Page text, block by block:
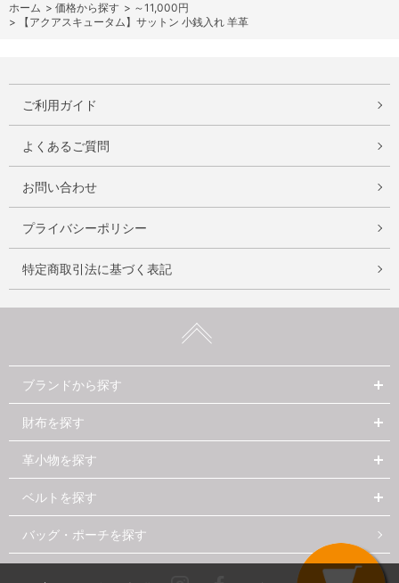
ホーム > 価格から探す > ～11,000円
>
【アクアスキュータム】サットン 小銭入れ 羊革
ご利用ガイド
よくあるご質問
お問い合わせ
プライバシーポリシー
特定商取引法に基づく表記
ブランドから探す
財布を探す
革小物を探す
ベルトを探す
バッグ・ポーチを探す